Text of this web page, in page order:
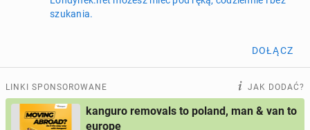
ogłoszenia online
PROFILE KANDYDATÓW 290profili online
szukania.
DOŁĄCZ
LINKI SPONSOROWANE JAK DODAĆ?
kanguro removals to poland, man & van to
europe